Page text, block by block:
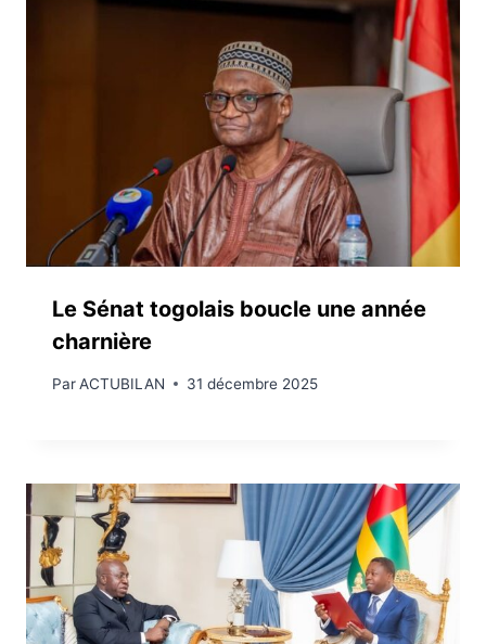
Le Sénat togolais boucle une année
charnière
ParACTUBILAN 31 décembre 2025